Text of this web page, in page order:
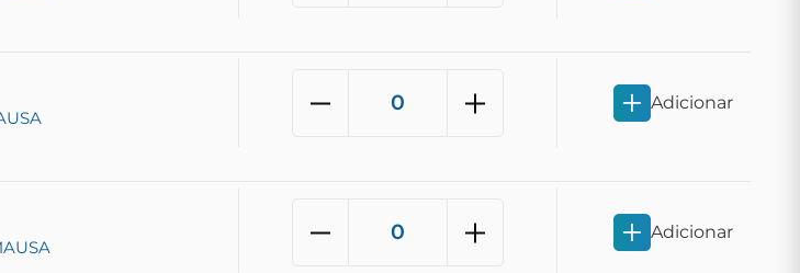
Adicionar
Adicionar